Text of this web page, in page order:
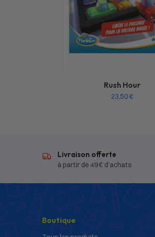
Rush Hour
23,50€
Livraison offerte
à partir de 49 € d’achats
Boutique